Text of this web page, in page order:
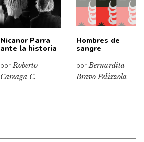
Nicanor Parra
ante la historia
porRoberto
Careaga C.
Hombres de
sangre
porBernardita
Bravo Pelizzola